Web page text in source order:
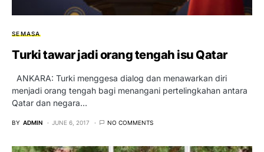
SEMASA
Turki tawar jadi orang tengah isu Qatar
ANKARA: Turki menggesa dialog dan menawarkan diri
menjadi orang tengah bagi menangani pertelingkahan antara
Qatar dan negara…
BY ADMIN JUNE 6, 2017 NO COMMENTS